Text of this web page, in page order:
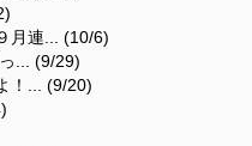
月連... (10/6)
... (9/29)
！... (9/20)